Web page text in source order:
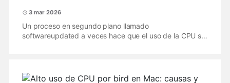
3 mar 2026
Un proceso en segundo plano llamado
softwareupdated a veces hace que el uso de la CPU se
haga ruido y sea casi inutilizable. Esto es lo que hace y